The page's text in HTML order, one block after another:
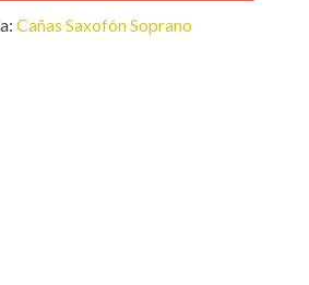
Cañas Saxofón Soprano